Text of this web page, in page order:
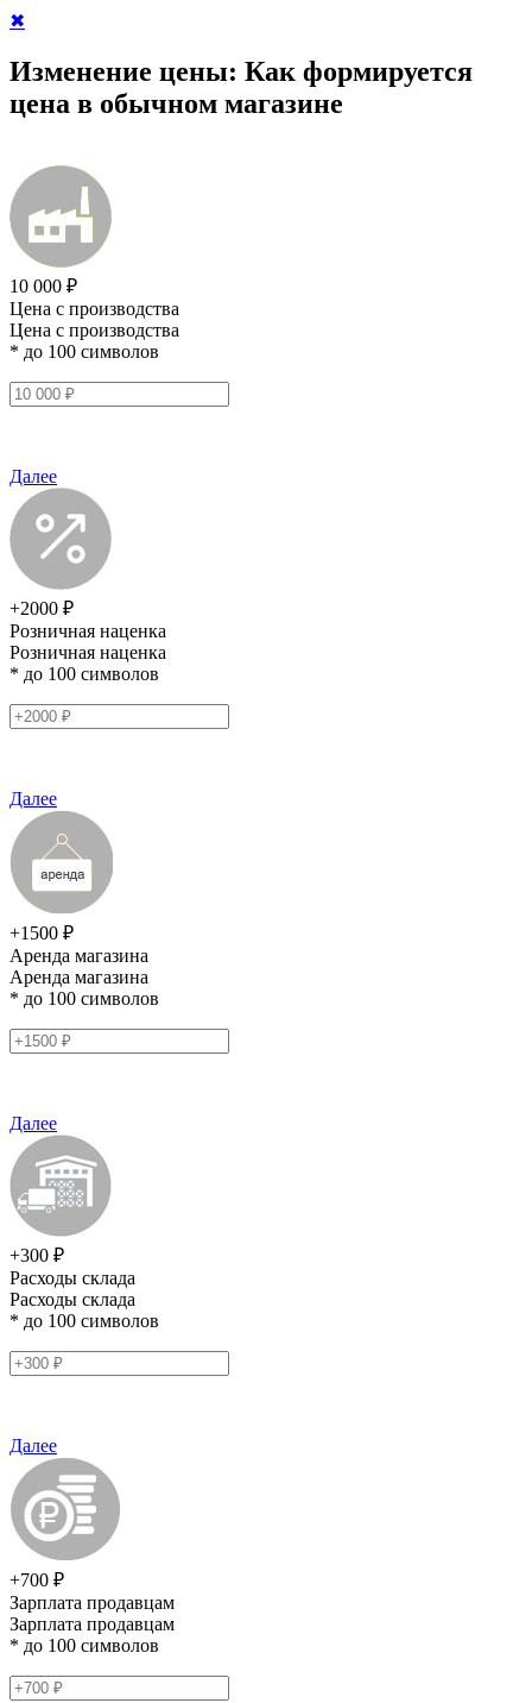
✖
Изменение цены: Как формируется
цена в обычном магазине
10 000 ₽
Цена с производства
Цена с производства
* до 100 символов
Далее
+2000 ₽
Розничная наценка
Розничная наценка
* до 100 символов
Далее
+1500 ₽
Аренда магазина
Аренда магазина
* до 100 символов
Далее
+300 ₽
Расходы склада
Расходы склада
* до 100 символов
Далее
+700 ₽
Зарплата продавцам
Зарплата продавцам
* до 100 символов